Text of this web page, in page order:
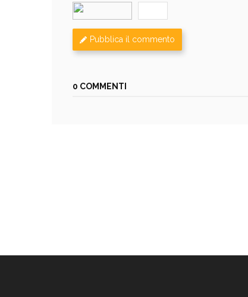
Pubblica il commento
0 COMMENTI